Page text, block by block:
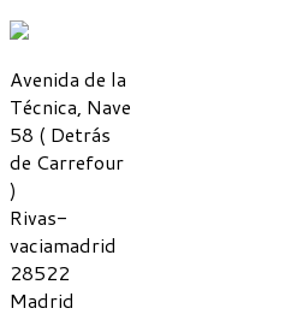
Avenida de la
Técnica, Nave
58 ( Detrás
de Carrefour
)
Rivas-
vaciamadrid
28522
Madrid